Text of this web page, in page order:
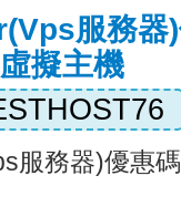
服務器
擬主機
服務器)優惠